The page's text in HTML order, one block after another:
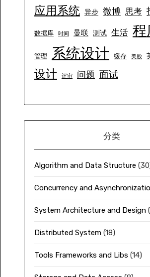
应用系统 异步 微博 思考
数据库 时间 曼联 测试 生活 程
管理 系统设计 缓存 美股
设计 评审 问题 面试
分类
Algorithm and Data Structure
Concurrency and
System Architecture and Design
Distributed System(18)
Tools Frameworks and Libs (14)